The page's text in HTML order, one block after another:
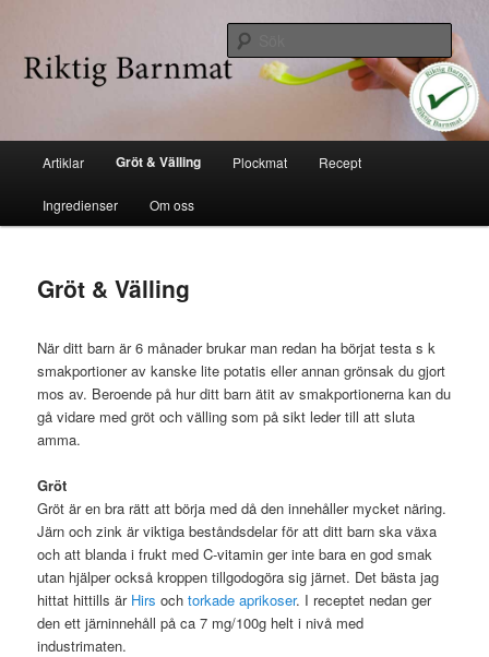
huvudinnehåll
Riktig barnmat
Sök
Artiklar Gröt & Välling Plockmat Recept
Ingredienser Om oss
Gröt & Välling
När ditt barn är 6 månader brukar man redan ha börjat testa s k
smakportioner av kanske lite potatis eller annan grönsak du gjort
mos av. Beroende på hur ditt barn ätit av smakportionerna kan du
gå vidare med gröt och välling som på sikt leder till att sluta
amma.
Gröt
Gröt är en bra rätt att börja med då den innehåller mycket näring.
Järn och zink är viktiga beståndsdelar för att ditt barn ska växa
och att blanda i frukt med C-vitamin ger inte bara en god smak
utan hjälper också kroppen tillgodogöra sig järnet. Det bästa jag
hittat hittills är Hirs ochtorkade aprikoser. I receptet nedan ger
den ett järninnehåll på ca 7 mg/100g helt i nivå med
industrimaten.